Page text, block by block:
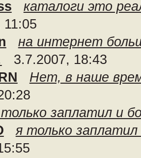
каталоги это
11:05
на интернет
3.7.2007, 18:43
Нет, в наше
заплатил и
я только